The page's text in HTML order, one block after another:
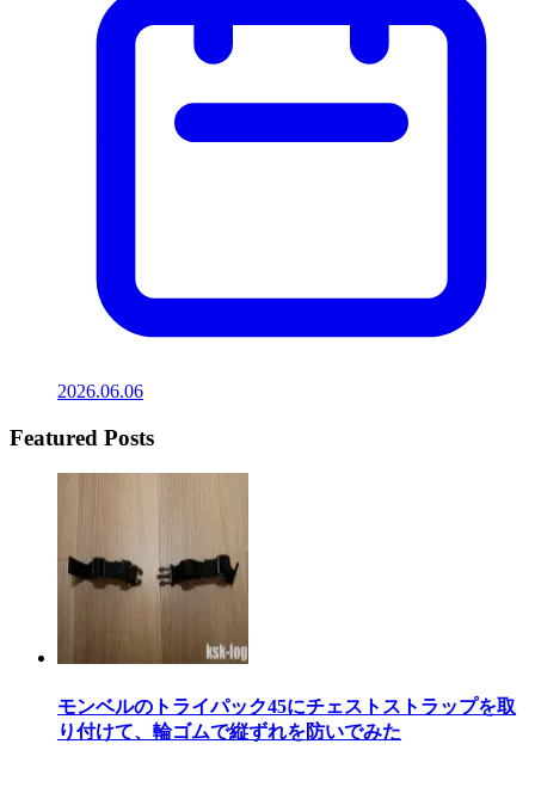
2026.06.06
Featured Posts
モンベルのトライパック45にチェストストラップを取
り付けて、輪ゴムで縦ずれを防いでみた